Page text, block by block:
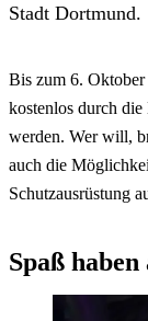
Stadt Dortmund.
Bis zum 6.
kostenlos durch
werden. Wer will,
auch die
Schutzausrüstung
Spaß